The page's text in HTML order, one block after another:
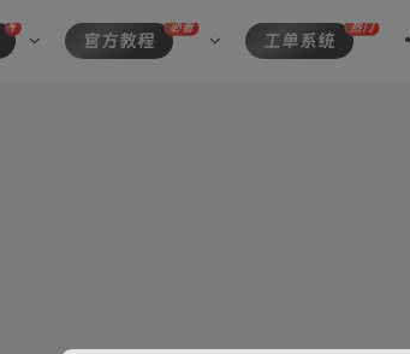
官方教程
必看
工单系统
热门